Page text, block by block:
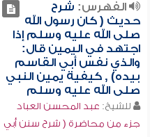
الفهرس: شرح
حديث ( كان رسول الله
صلى الله عليه وسلم إذا
اجتهد في اليمين قال:
والذي نفس أبي القاسم
بيده) , كيفية يمين النبي
صلى الله عليه وسلم
للشيخ: عبد المحسن العباد
جزء من محاضرة ( شرح سنن أبي